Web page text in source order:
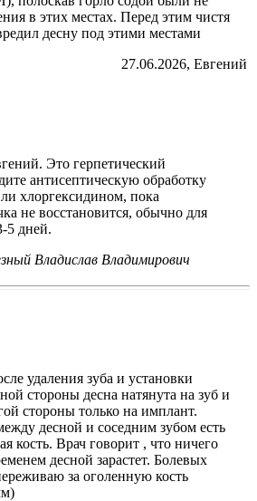
в этих местах. Перед этим чистя
десну под этими местами
27.06.2026, Евгений
Это герпетический
антисептическую обработку
хлоргексидином, пока
не восстановится, обычно для
5 дней.
Владислав Владимирович
удаления зуба и установки
стороны десна натянута на зуб и
стороны только на имплант.
десной и соседним зубом есть
кость. Врач говорит , что ничего
десной зарастет. Болевых
за оголенную кость